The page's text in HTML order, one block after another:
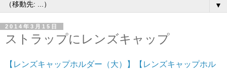
▼
2014年3月15日
ストラップにレンズキャップ
【レンズキャップホルダー（大）】【レンズキャップホル